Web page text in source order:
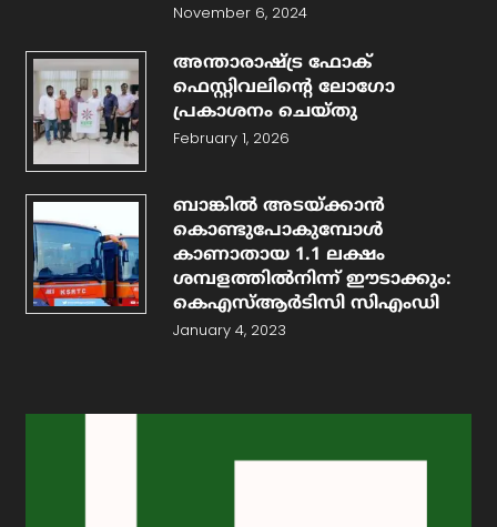
November 6, 2024
അന്താരാഷ്ട്ര ഫോക്
ഫെസ്റ്റിവലിന്റെ ലോഗോ
പ്രകാശനം ചെയ്തു
February 1, 2026
ബാങ്കിൽ അടയ്ക്കാൻ
കൊണ്ടുപോകുമ്പോൾ
കാണാതായ 1.1 ലക്ഷം
ശമ്പളത്തിൽനിന്ന് ഈടാക്കും:
കെഎസ്ആർടിസി സിഎംഡി
January 4, 2023